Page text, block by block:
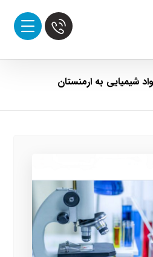
شیمیایی به ارمنستان